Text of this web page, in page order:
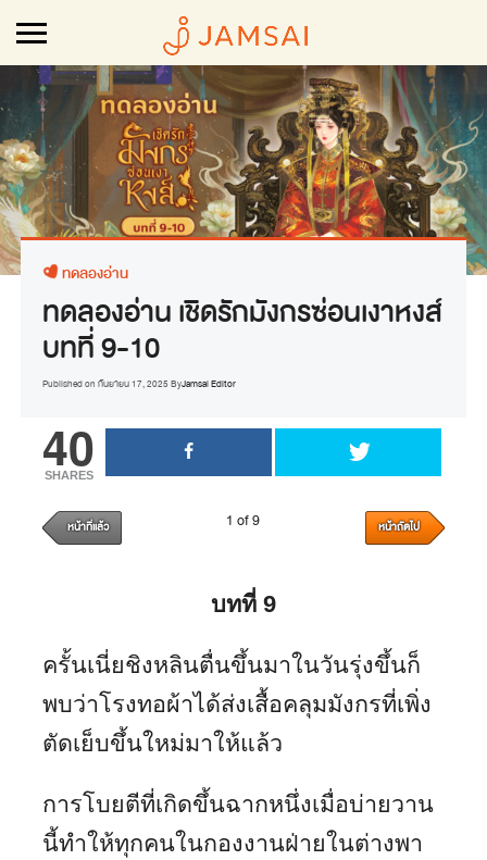
ทดลองอ่าน
ทดลองอ่าน เชิดรักมังกรซ่อนเงาหงส์
บทที่ 9-10
Published on กันยายน 17, 2025 ByJamsai Editor
40
SHARES
หน้าที่แล้ว 1 of 9 หน้าถัดไป
บทที่9
ครั้นเนี่ยชิงหลินตื่นขึ้นมาในวันรุ่งขึ้นก็
พบว่าโรงทอผ้าได้ส่งเสื้อคลุมมังกรที่เพิ่ง
ตัดเย็บขึ้นใหม่มาให้แล้ว
การโบยตีที่เกิดขึ้นฉากหนึ่งเมื่อบ่ายวาน
นี้ทำให้ทุกคนในกองงานฝ่ายในต่างพา